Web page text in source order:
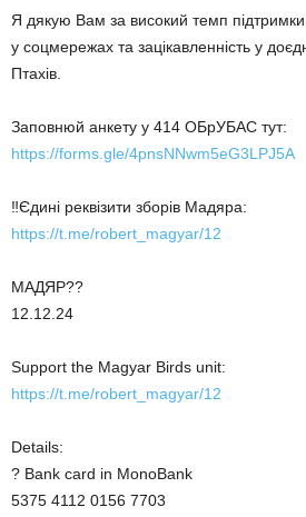
Я дякую Вам за високий темп
у соцмережах та зацікавленність у
Птахів.
Заповнюй анкету у 414 ОБрУБАС тут:
https://forms.gle/4pnsNNwm5eG3LPJ5A
‼️Єдині реквізити зборів Мадяра:
https://t.me/robert_magyar/12
МАДЯР??
12.12.24
Support the Magyar Birds unit:
https://t.me/robert_magyar/12
Details:
? Bank card in MonoBank
5375 4112 0156 7703